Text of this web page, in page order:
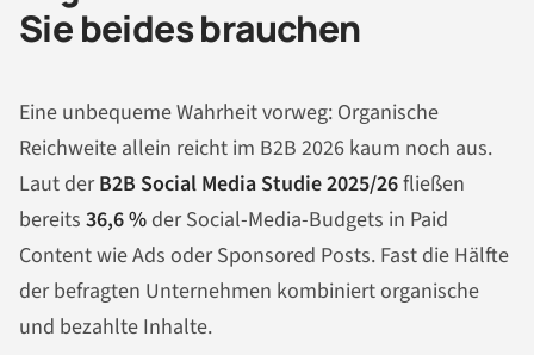
Sie beides brauchen
Eine unbequeme Wahrheit vorweg: Organische
Reichweite allein reicht im B2B 2026 kaum noch aus.
Laut derB2B Social Media Studie 2025/26fließen
bereits 36,6 % der Social-Media-Budgets in Paid
Content wie Ads oder Sponsored Posts. Fast die Hälfte
der befragten Unternehmen kombiniert organische
und bezahlte Inhalte.